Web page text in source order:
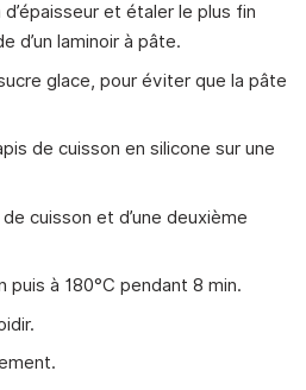
et étaler le plus fin
d’un laminoir à pâte.
glace, pour éviter que la pâte
de cuisson en silicone sur une
cuisson et d’une deuxième
puis à 180°C pendant 8 min.